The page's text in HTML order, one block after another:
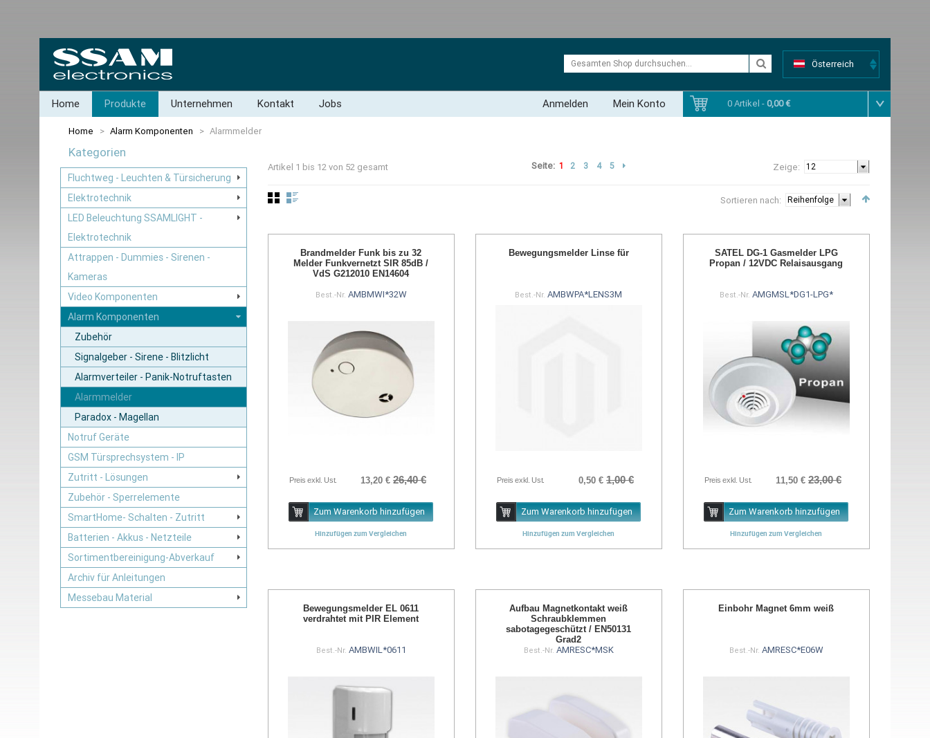
Österreich
Home Produkte Unternehmen Kontakt Jobs Mein Konto
Anmelden 0 Artikel - 0,00 €
Home > Alarm Komponenten > Alarmmelder
Artikel 1 bis 12 von 52 gesamt Zeige:
Seite: 1 2 3 4 5
Sortieren nach:
Brandmelder Funk bis zu 32
Melder Funkvernetzt SIR 85dB /
VdS G212010 EN14604
Best.-Nr. AMBMWI*32W
Preis exkl. Ust. 13,20 € 26,40 €
Zum Warenkorb hinzufügen
Hinzufügen zum Vergleichen
Bewegungsmelder Linse für
Best.-Nr.AMBWPA*LENS3M
Preis exkl. Ust. 0,50 € 1,00 €
Zum Warenkorb hinzufügen
Hinzufügen zum Vergleichen
SATEL DG-1 Gasmelder LPG
Propan / 12VDC Relaisausgang
Best.-Nr. AMGMSL*DG1-LPG*
Preis exkl. Ust. 11,50 € 23,00 €
Zum Warenkorb hinzufügen
Hinzufügen zum Vergleichen
Bewegungsmelder EL 0611
verdrahtet mit PIR Element
Best.-Nr. AMBWIL*0611
Aufbau Magnetkontakt weiß
Schraubklemmen
sabotagegeschützt / EN50131
Grad2
Best.-Nr. AMRESC*MSK
Einbohr Magnet 6mm weiß
Best.-Nr. AMRESC*E06W
Kategorien
Fluchtweg - Leuchten & Türsicherung
Elektrotechnik
LED Beleuchtung SSAMLIGHT -
Elektrotechnik
Attrappen - Dummies - Sirenen -
Kameras
Video Komponenten
Alarm Komponenten
Zubehör
Signalgeber - Sirene - Blitzlicht
Alarmverteiler - Panik-Notruftasten
Alarmmelder
Paradox - Magellan
Notruf Geräte
GSM Türsprechsystem - IP
Zutritt - Lösungen
Zubehör - Sperrelemente
SmartHome- Schalten - Zutritt
Batterien - Akkus - Netzteile
Sortimentbereinigung-Abverkauf
Archiv für Anleitungen
Messebau Material